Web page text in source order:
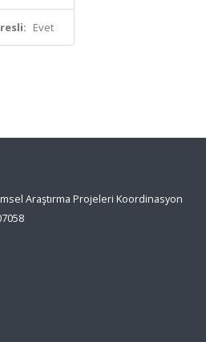
Evet
Araştırma Projeleri Koordinasyon